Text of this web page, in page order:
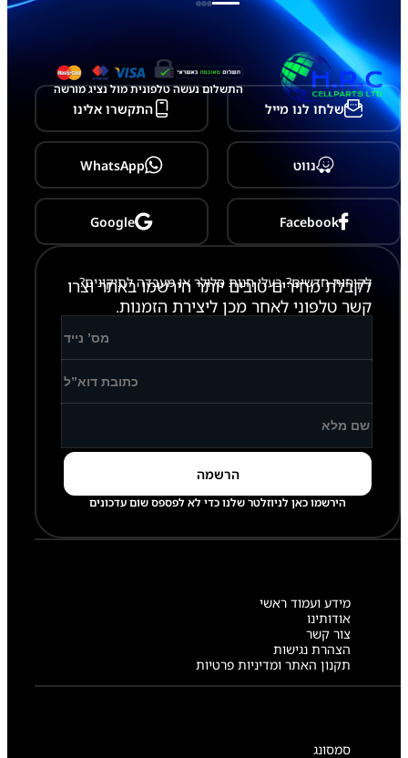
התשלום נעשה טלפונית מול נציג מורשה
שלחו לנו מייל התקשרו אלינו
נווט WhatsApp
Facebook
Google
לקוחות חדשים? בעלי חנות סלולר או מעבדה לתיקונים?
לקבלת מחירים טובים יותר הירשמו באתר וצרו
קשר טלפוני לאחר מכן ליצירת הזמנות.
הירשמו כאן לניוזלטר שלנו כדי לא לפספס שום עדכונים
מידע ועמוד ראשי
אודותינו
צור קשר
הצהרת נגישות
תקנון האתר ומדיניות פרטיות
סמסונג